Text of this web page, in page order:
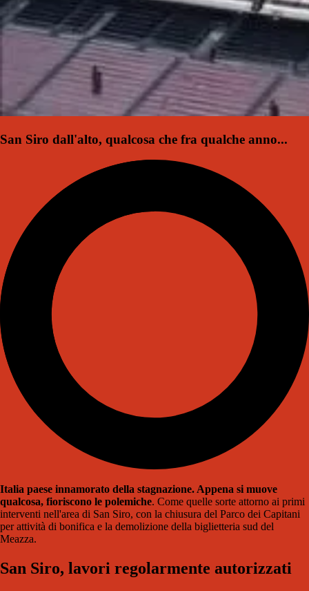
San Siro dall'alto, qualcosa che fra qualche anno...
Italia paese innamorato della stagnazione. Appena si muove
qualcosa, fioriscono le polemiche. Come quelle sorte attorno ai primi
interventi nell'area di San Siro, con la chiusura del Parco dei Capitani
per attività di bonifica e la demolizione della biglietteria sud del
Meazza.
San Siro, lavori regolarmente autorizzati